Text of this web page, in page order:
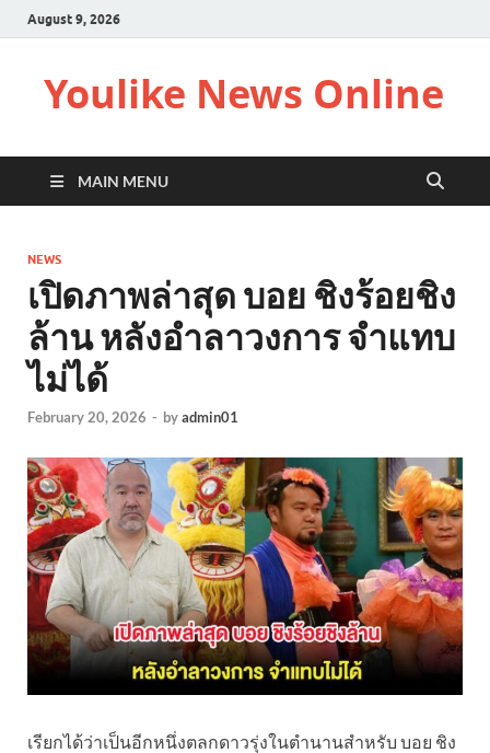
August 9, 2026
Youlike News Online
MAIN MENU
NEWS
เปิดภาพล่าสุด บอย ชิงร้อยชิง
ล้าน หลังอำลาวงการ จำแทบ
ไม่ได้
February 20, 2026 - byadmin01
เรียกได้ว่าเป็นอีกหนึ่งตลกดาวรุ่งในตำนานสำหรับ บอย ชิง